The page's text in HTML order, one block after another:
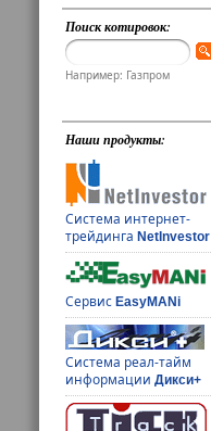
Поиск котировок:
Например: Газпром
Наши продукты:
Система интернет-
трейдингаNetInvestor
СервисEasyMANi
Система реал-тайм
информацииДикси+